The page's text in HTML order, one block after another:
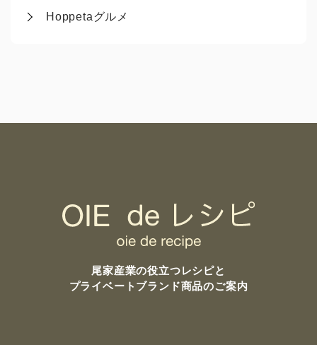
Hoppetaグルメ
尾家産業の役立つレシピと
プライベートブランド商品のご案内